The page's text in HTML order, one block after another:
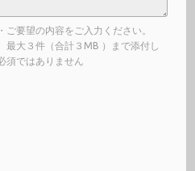
ご要望の内容をご入力ください。
最大３件（合計３MB ）まで添付し
須ではありません